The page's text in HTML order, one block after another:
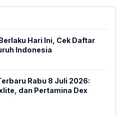
Hari Ini, Cek Daftar
Indonesia
Rabu 8 Juli 2026:
dan Pertamina Dex